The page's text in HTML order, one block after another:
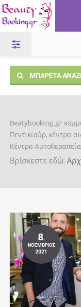
ΜΠΑΡΈΤΑ
Beatybooking.gr
Πεντικιούρ, κέντρα
Κέντρα
Βρίσκεστε εδώ:
8.
ΝΟΈΜΒΡΙΟΣ
2021